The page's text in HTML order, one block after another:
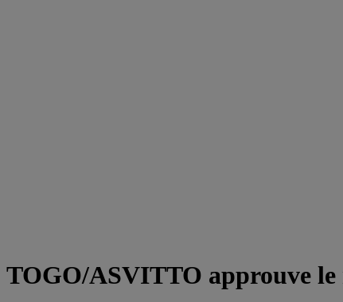
TOGO/ASVITTO approuve le